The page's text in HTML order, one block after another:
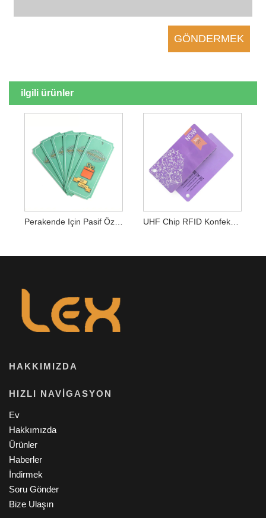
ilgili ürünler
Perakende Için Pasif Özel Uhf RFID Giyim Etiketi Asmak UHF Chip RFID Konfeksiyon Etiketleri RFID Giyim Etiketi
HAKKIMIZDA
HIZLI NAVIGASYON
Ev
Hakkımızda
Ürünler
Haberler
İndirmek
Soru Gönder
Bize Ulaşın